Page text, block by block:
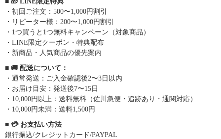
・初回ご注文：500〜1,000円割引
・リピーター様：200〜1,000円割引
・1つ買うと1つ無料キャンペーン（対象商品）
・LINE限定クーポン・特典配布
・新商品・人気商品の優先案内
■ 🚚 配送について：
・通常発送：ご入金確認後2〜3日以内
・お届け目安：発送後7〜15日
・10,000円以上：送料無料（佐川急便・追跡あり・通関対応）
・10,000円未満：送料1,500円
■ 💳 お支払い方法
銀行振込/クレジットカード/PAYPAL